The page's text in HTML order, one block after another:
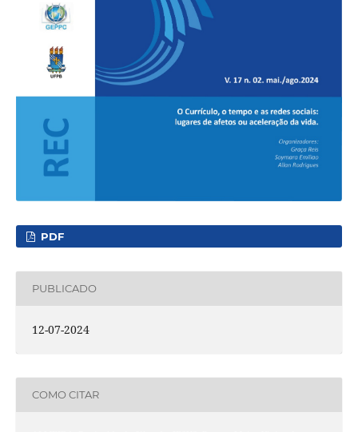
PDF
PUBLICADO
12-07-2024
COMO CITAR